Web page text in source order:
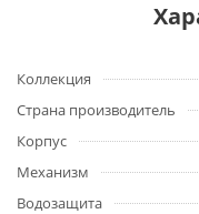
Коллекция
Страна производитель
Корпус
Механизм
Водозащита